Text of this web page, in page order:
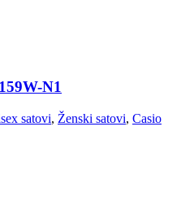
N1
satovi, Ženski satovi, Casio